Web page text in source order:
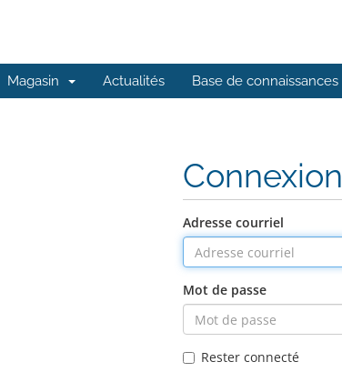
Magasin Actualités Base de connaissances
Connexion
Adresse courriel
Mot de passe
Rester connecté